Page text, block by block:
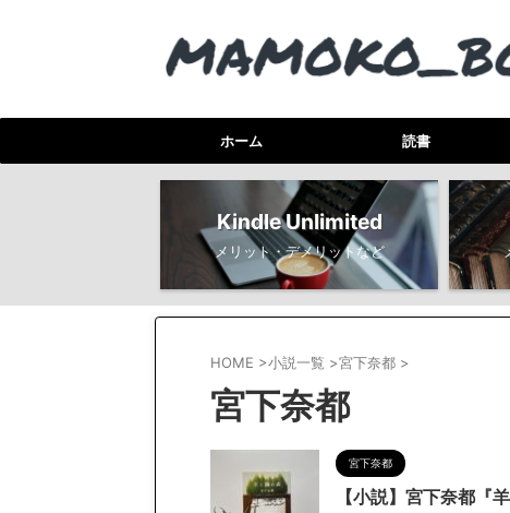
ホーム 読書
Kindle Unlimited
メリット・デメリットなど
HOME >小説一覧 >宮下奈都 >
宮下奈都
宮下奈都
【小説】宮下奈都『